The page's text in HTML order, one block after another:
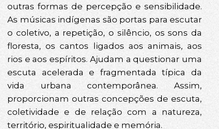
outras formas de percepção e sensibilidade.
As músicas indígenas são portas para escutar
o coletivo, a repetição, o silêncio, os sons da
floresta, os cantos ligados aos animais, aos
rios e aos espíritos. Ajudam a questionar uma
escuta acelerada e fragmentada típica da
vida urbana contemporânea. Assim,
proporcionam outras concepções de escuta,
coletividade e de relação com a natureza,
território, espiritualidade e memória.